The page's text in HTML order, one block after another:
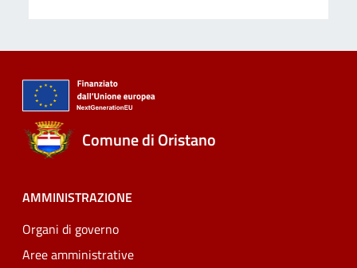
Comune di Oristano
AMMINISTRAZIONE
Organi di governo
Aree amministrative